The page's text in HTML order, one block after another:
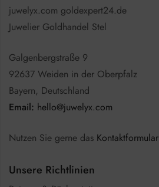
juwelyx.com goldexpert24.de
Juwelier Goldhandel Stel
Galgenbergstraße 9
92637 Weiden in der Oberpfalz
Bayern, Deutschland
Email: hello@juwelyx.com
Nutzen Sie gerne das Kontaktformular
Unsere Richtlinien